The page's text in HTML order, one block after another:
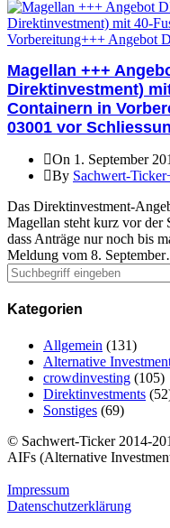
Magellan +++
Direktinvestment)
Containern in
03001 vor
On 1. September
By Sachwert-
Das Direktinvestment-
Magellan steht kurz vor der
dass Anträge nur noch bis
Meldung vom 8.
Kategorien
Allgemein (131)
Alternative
crowdinvesting (105)
Direktinvestments
Sonstiges (69)
© Sachwert-Ticker 2014-
AIFs (Alternative
Impressum
Datenschutzerklärung